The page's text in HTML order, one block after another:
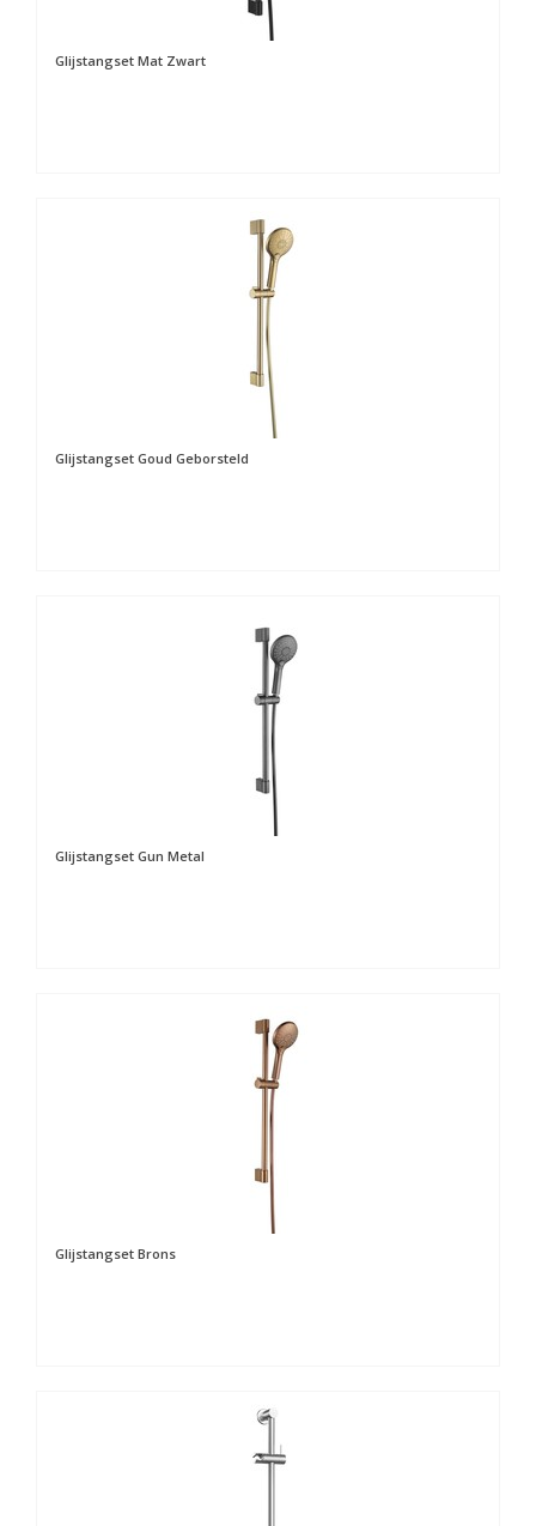
Glijstangset Mat Zwart
Glijstangset Goud Geborsteld
Glijstangset Gun Metal
Glijstangset Brons